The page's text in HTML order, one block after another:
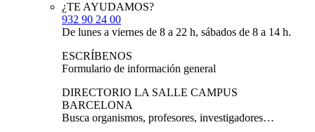
¿TE AYUDAMOS?
932 90 24 00
De lunes a viernes de 8 a 22 h, sábados de 8 a 14 h.
ESCRÍBENOS
Formulario de información general
DIRECTORIO LA SALLE CAMPUS
BARCELONA
Busca organismos, profesores, investigadores…